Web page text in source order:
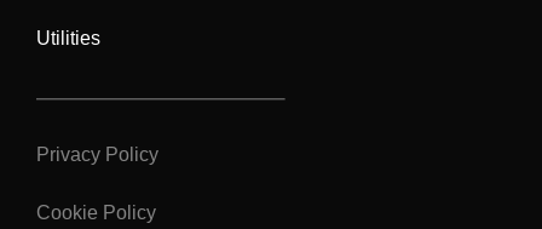
Utilities
Privacy Policy
Cookie Policy